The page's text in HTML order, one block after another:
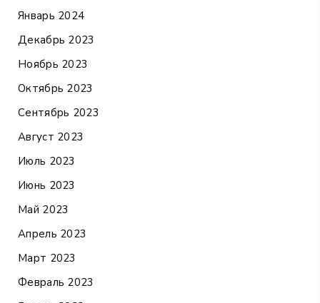
Январь 2024
Декабрь 2023
Ноябрь 2023
Октябрь 2023
Сентябрь 2023
Август 2023
Июль 2023
Июнь 2023
Май 2023
Апрель 2023
Март 2023
Февраль 2023